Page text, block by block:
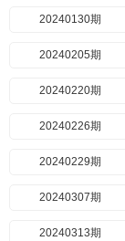
20240130期
20240205期
20240220期
20240226期
20240229期
20240307期
20240313期